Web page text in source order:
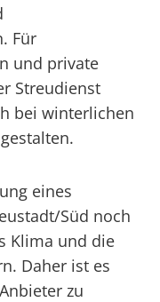
Für
und private
Streudienst
bei winterlichen
eines
Süd noch
Klima und die
Daher ist es
zu